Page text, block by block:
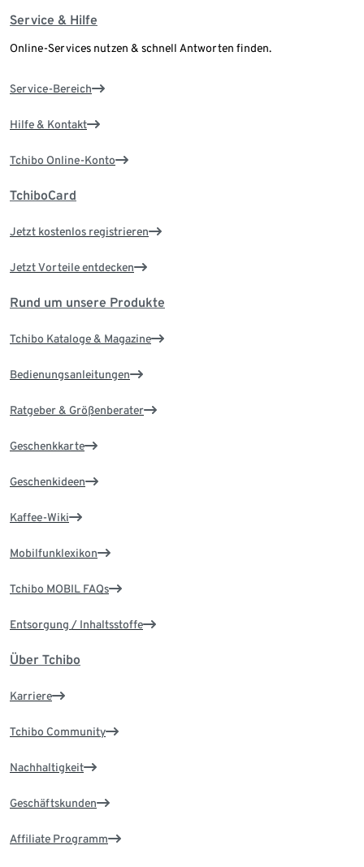
Service & Hilfe
Online-Services nutzen & schnell Antworten finden.
Service-Bereich
Hilfe & Kontakt
Tchibo Online-Konto
TchiboCard
Jetzt kostenlos registrieren
Jetzt Vorteile entdecken
Rund um unsere Produkte
Tchibo Kataloge & Magazine
Bedienungsanleitungen
Ratgeber & Größenberater
Geschenkkarte
Geschenkideen
Kaffee-Wiki
Mobilfunklexikon
Tchibo MOBIL FAQs
Entsorgung / Inhaltsstoffe
Über Tchibo
Karriere
Tchibo Community
Nachhaltigkeit
Geschäftskunden
Affiliate Programm